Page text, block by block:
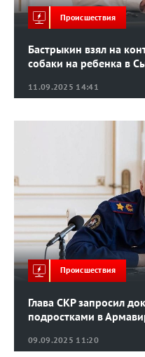
11.09.2025 14:41
Бастрыкин взял на
собаки на ребенка в
Происшествия
09.09.2025 11:20
Глава СКР запросил
подростками в
Происшествия